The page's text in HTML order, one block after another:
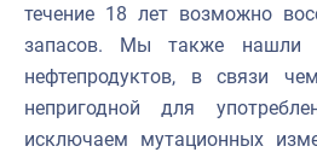
течение 18 лет возможно
запасов. Мы также нашли
нефтепродуктов, в связи
непригодной для
исключаем мутационных